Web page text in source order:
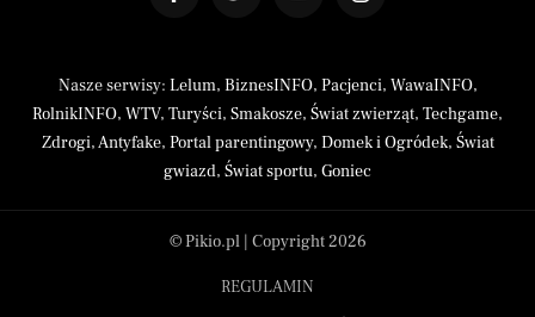
Nasze serwisy: Lelum, BiznesINFO, Pacjenci, WawaINFO,
RolnikINFO, WTV, Turyści, Smakosze, Świat zwierząt, Techgame,
Zdrogi,Antyfake, Portal parentingowy, Domek i Ogródek, Świat
gwiazd, Świat sportu, Goniec
© Pikio.pl | Copyright 2026
REGULAMIN